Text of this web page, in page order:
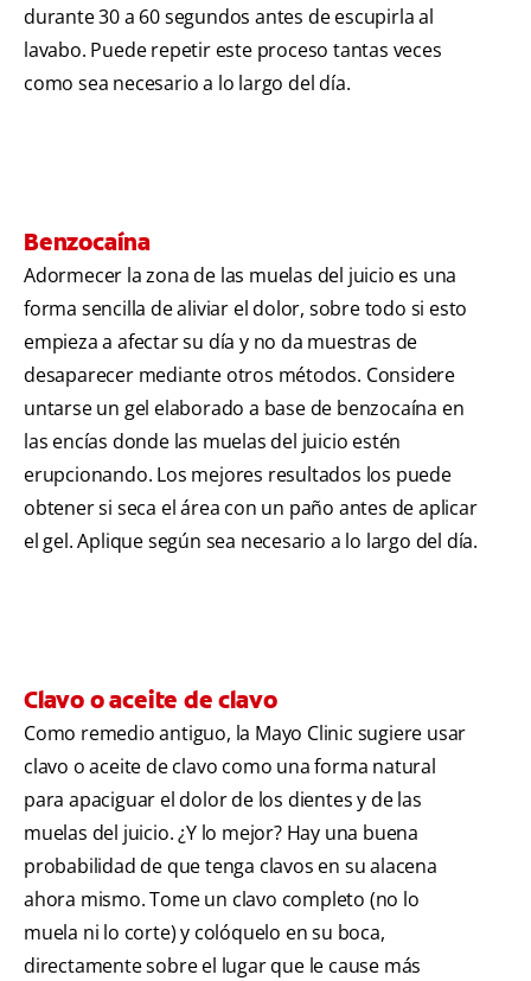
durante 30 a 60 segundos antes de escupirla al
lavabo. Puede repetir este proceso tantas veces
como sea necesario a lo largo del día.
Benzocaína
Adormecer la zona de las muelas del juicio es una
forma sencilla de aliviar el dolor, sobre todo si esto
empieza a afectar su día y no da muestras de
desaparecer mediante otros métodos. Considere
untarse un gel elaborado a base de benzocaína en
las encías donde las muelas del juicio estén
erupcionando. Los mejores resultados los puede
obtener si seca el área con un paño antes de aplicar
el gel. Aplique según sea necesario a lo largo del día.
Clavo o aceite de clavo
Como remedio antiguo, la Mayo Clinic sugiere usar
clavo o aceite de clavo como una forma natural
para apaciguar el dolor de los dientes y de las
muelas del juicio. ¿Y lo mejor? Hay una buena
probabilidad de que tenga clavos en su alacena
ahora mismo. Tome un clavo completo (no lo
muela ni lo corte) y colóquelo en su boca,
directamente sobre el lugar que le cause más